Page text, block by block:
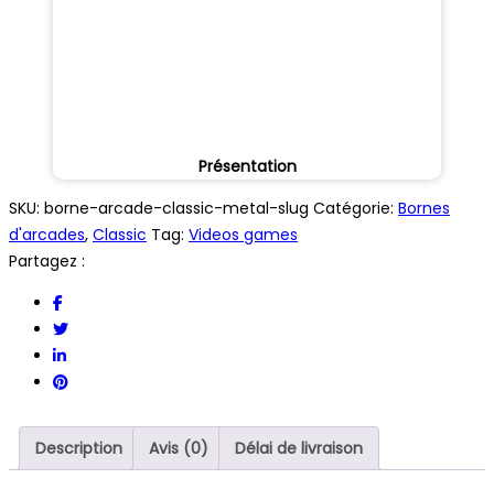
Présentation
SKU: borne-arcade-classic-metal-slug Catégorie: Bornes
d'arcades, Classic Tag: Videos games
Partagez :
Description Avis (0) Délai de livraison